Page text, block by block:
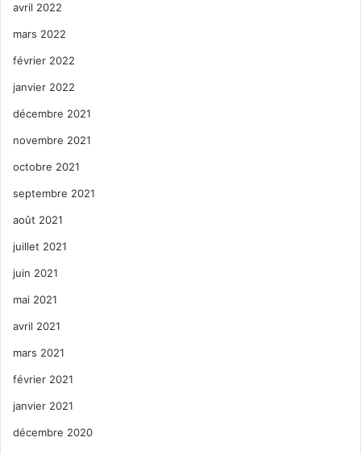
avril 2022
mars 2022
février 2022
janvier 2022
décembre 2021
novembre 2021
octobre 2021
septembre 2021
août 2021
juillet 2021
juin 2021
mai 2021
avril 2021
mars 2021
février 2021
janvier 2021
décembre 2020